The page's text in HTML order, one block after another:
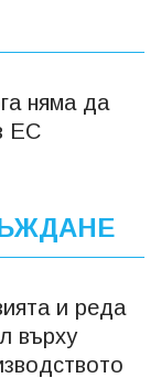
няма да
ЕС
и реда
върху